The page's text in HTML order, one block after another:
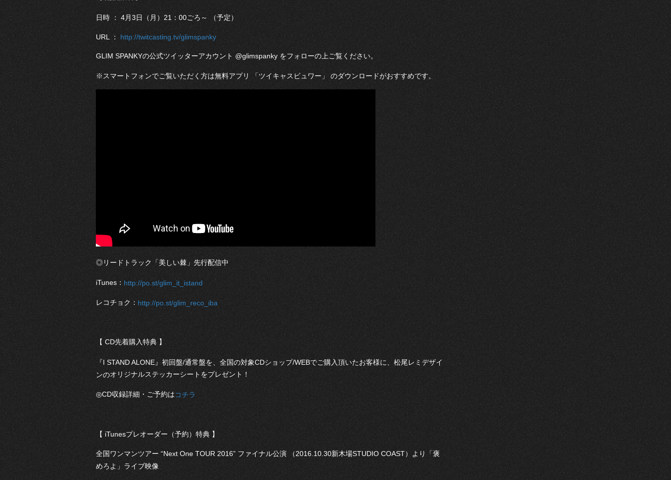
日時 ： 4月3日（月）21：00ごろ～ （予定）
URL ： http://twitcasting.tv/glimspanky
GLIM SPANKYの公式ツイッターアカウント @glimspanky をフォローの上ご覧ください。
※スマートフォンでご覧いただく方は無料アプリ 「ツイキャスビュワー」 のダウンロードがおすすめです。
◎リードトラック「美しい棘」先行配信中
iTunes： http://po.st/glim_it_istand
レコチョク： http://po.st/glim_reco_iba
【 CD先着購入特典 】
『I STAND ALONE』初回盤/通常盤を、全国の対象CDショップ/WEBでご購入頂いたお客様に、松尾レミデザイ
ンのオリジナルステッカーシートをプレゼント！
◎CD収録詳細・ご予約はコチラ
【 iTunesプレオーダー（予約）特典 】
全国ワンマンツアー “Next One TOUR 2016” ファイナル公演 （2016.10.30新木場STUDIO COAST）より「褒
めろよ」ライブ映像